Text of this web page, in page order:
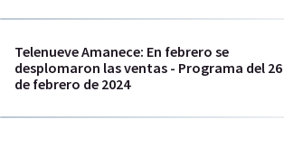
Telenueve Amanece: En febrero se
desplomaron las ventas - Programa del 26
de febrero de 2024